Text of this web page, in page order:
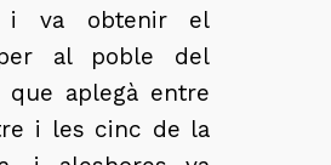
i va obtenir el
al poble del
que aplegà entre
i les cinc de la